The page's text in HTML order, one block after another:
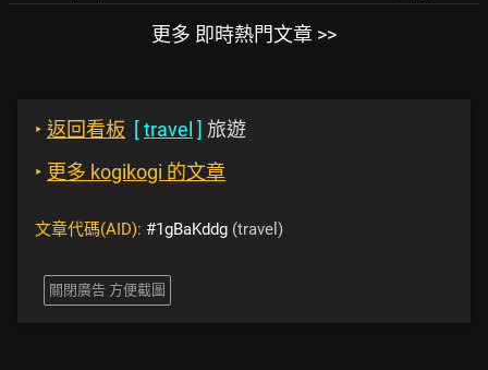
更多 即時熱門文章 >>
‣ 返回看板 [travel ] 旅遊
‣ 更多 kogikogi 的文章
文章代碼(AID): #1gBaKddg (travel)
關閉廣告 方便截圖